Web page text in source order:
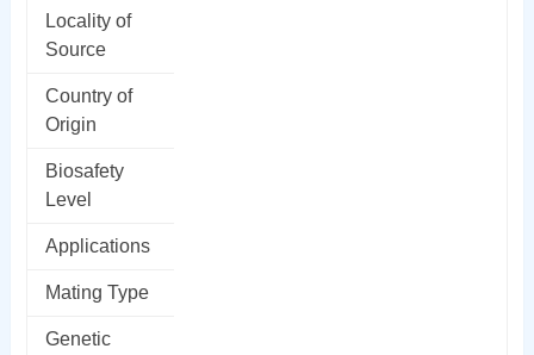
Locality of
Source
Country of
Origin
Biosafety
Level
Applications
Mating Type
Genetic